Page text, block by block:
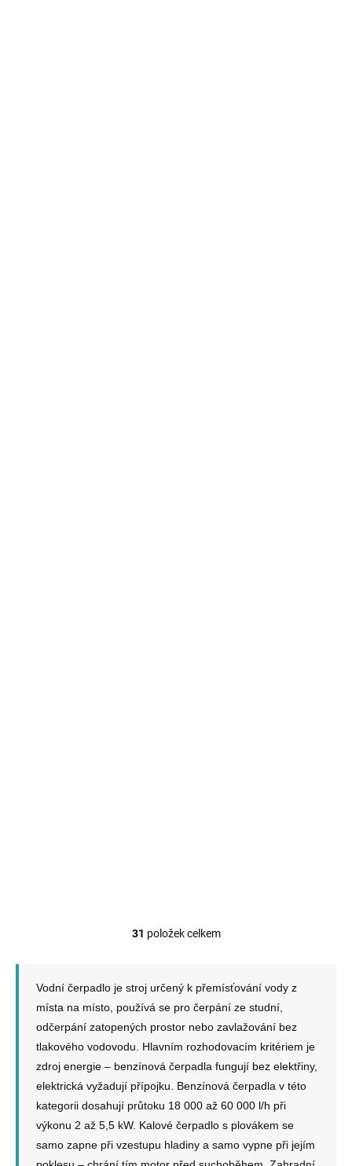
O
á
d
a
c
í
r
v
k
y
v
ý
31 položek celkem
Vodní čerpadlo je stroj určený k přemísťování vody z
místa na místo, používá se pro čerpání ze studní,
odčerpání zatopených prostor nebo zavlažování bez
tlakového vodovodu. Hlavním rozhodovacím kritériem je
zdroj energie – benzínová čerpadla fungují bez elektřiny,
elektrická vyžadují přípojku. Benzínová čerpadla v této
kategorii dosahují průtoku 18 000 až 60 000 l/h při
výkonu 2 až 5,5 kW. Kalové čerpadlo s plovákem se
samo zapne při vzestupu hladiny a samo vypne při jejím